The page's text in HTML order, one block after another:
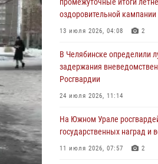
04 августа 2026, 10:03 1
воров в Челябинске
04 августа 2026, 10:00
На Южном Урале сотрудники
убийства
03 августа 2026, 11:41
оздоровительной кампании
13 июля 2026, 04:08 2
В Челябинске определили
задержания
Росгвардии
24 июля 2026, 11:14
На Южном Урале
государственных наград и
11 июля 2026, 07:57 2